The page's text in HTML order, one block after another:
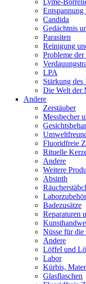
Lyme-
Candida
Gedächtnis
Parasiten
Reinigung
Probleme
LPA
Stärkung des
Die Welt der
Andere
Zerstäuber
Messbecher
Fluoridfreie
Rituelle
Andere
Weitere
Absinth
Laborzubehör
Badezusätze
Reparaturen
Nüsse für die
Andere
Löffel und
Labor
Kürbis,
Glasflaschen